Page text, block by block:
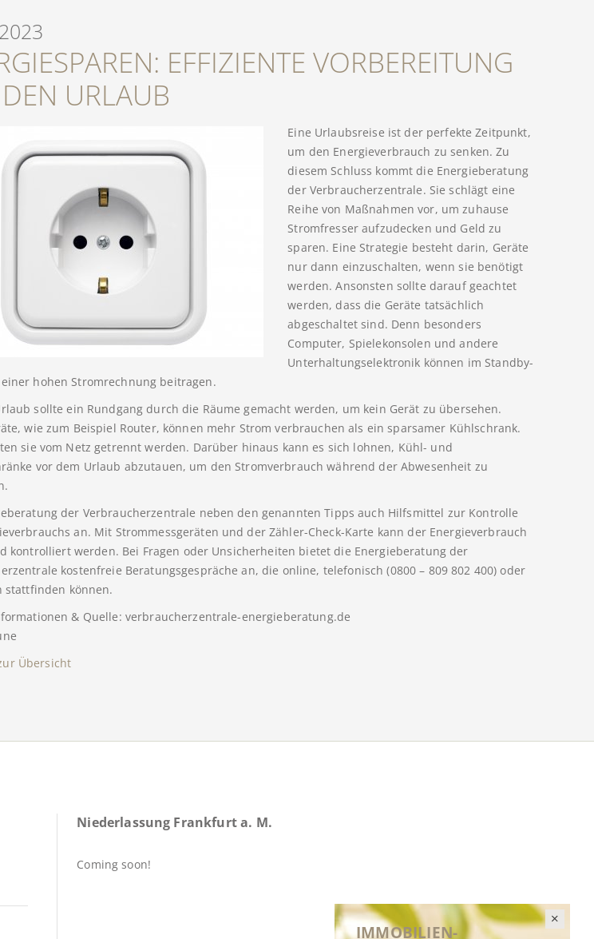
EFFIZIENTE VORBEREITUNG
URLAUB
Eine Urlaubsreise ist der perfekte Zeitpunkt,
um den Energieverbrauch zu senken. Zu
diesem Schluss kommt die Energieberatung
der Verbraucherzentrale. Sie schlägt eine
Reihe von Maßnahmen vor, um zuhause
Stromfresser aufzudecken und Geld zu
sparen. Eine Strategie besteht darin, Geräte
nur dann einzuschalten, wenn sie benötigt
werden. Ansonsten sollte darauf geachtet
werden, dass die Geräte tatsächlich
abgeschaltet sind. Denn besonders
Computer, Spielekonsolen und andere
Unterhaltungselektronik können im Standby-
hohen Stromrechnung beitragen.
sollte ein Rundgang durch die Räume gemacht werden, um kein Gerät zu übersehen.
wie zum Beispiel Router, können mehr Strom verbrauchen als ein sparsamer Kühlschrank.
sie vom Netz getrennt werden. Darüber hinaus kann es sich lohnen, Kühl- und
vor dem Urlaub abzutauen, um den Stromverbrauch während der Abwesenheit zu
der Verbraucherzentrale neben den genannten Tipps auch Hilfsmittel zur Kontrolle
an. Mit Strommessgeräten und der Zähler-Check-Karte kann der Energieverbrauch
kontrolliert werden. Bei Fragen oder Unsicherheiten bietet die Energieberatung der
kostenfreie Beratungsgespräche an, die online, telefonisch (0800 – 809 802 400) oder
stattfinden können.
& Quelle: verbraucherzentrale-energieberatung.de
Übersicht
IMMOBILIEN-
Niederlassung Frankfurt a. M.
Coming soon!